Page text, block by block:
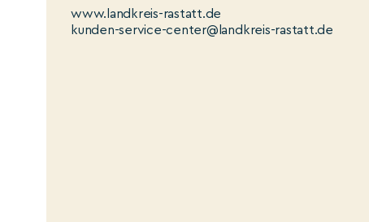
www.landkreis-rastatt.de
kunden-service-center@landkreis-rastatt.de